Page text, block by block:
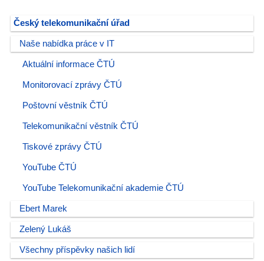
Český telekomunikační úřad
Naše nabídka práce v IT
Aktuální informace ČTÚ
Monitorovací zprávy ČTÚ
Poštovní věstník ČTÚ
Telekomunikační věstník ČTÚ
Tiskové zprávy ČTÚ
YouTube ČTÚ
YouTube Telekomunikační akademie ČTÚ
Ebert Marek
Zelený Lukáš
Všechny příspěvky našich lidí